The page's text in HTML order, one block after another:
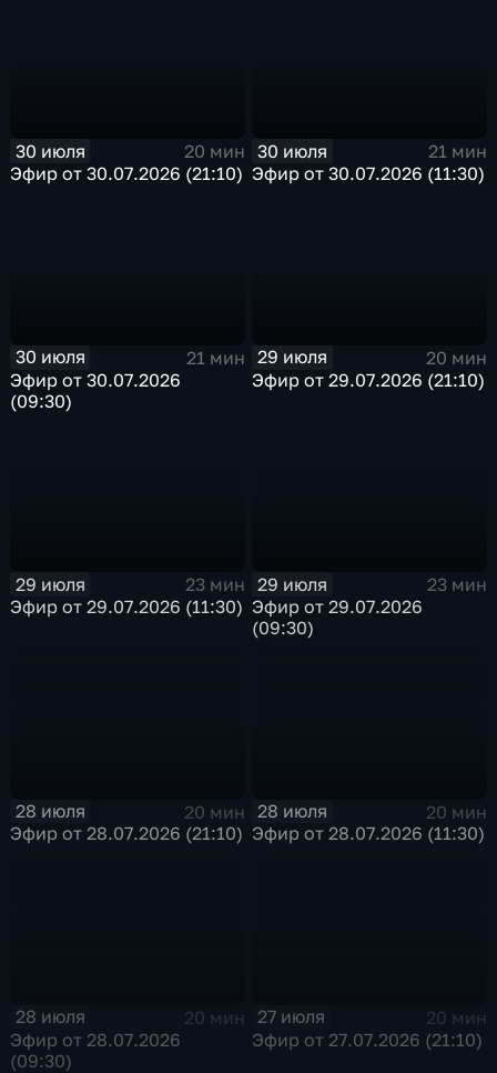
30 июля
20 мин
Эфир от 30.07.2026 (21:10)
30 июля
21 мин
Эфир от 30.07.2026 (11:30)
30 июля
21 мин
Эфир от 30.07.2026
(09:30)
29 июля
20 мин
Эфир от 29.07.2026 (21:10)
29 июля
23 мин
Эфир от 29.07.2026 (11:30)
29 июля
23 мин
Эфир от 29.07.2026
(09:30)
28 июля
20 мин
Эфир от 28.07.2026 (21:10)
28 июля
20 мин
Эфир от 28.07.2026 (11:30)
28 июля
20 мин
Эфир от 28.07.2026
(09:30)
27 июля
20 мин
Эфир от 27.07.2026 (21:10)